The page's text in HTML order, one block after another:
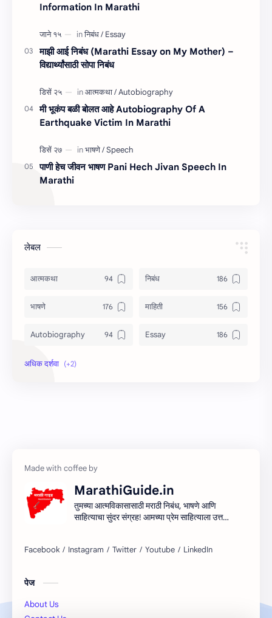
Information In Marathi
माझी आई निबंध (Marathi Essay on My Mother) –
विद्यार्थ्यांसाठी सोपा निबंध
मी भूकंप बळी बोलत आहे Autobiography Of A
Earthquake Victim In Marathi
पाणी हेच जीवन भाषण Pani Hech Jivan Speech In
Marathi
लेबल
आत्मकथा निबंध
भाषणे माहिती
Autobiography Essay
Information
MarathiGuide.in
तुमच्या आत्मविकासासाठी मराठी निबंध, भाषणे आणि
साहित्याचा सुंदर संग्रह! आमच्या प्रेम साहित्याला उत्तम
साहित्याच्या प्रवासात सामील व्हा!
पेज
About Us